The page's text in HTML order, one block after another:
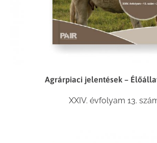
Agrárpiaci jelentések –
XXIV. évfolyam 13.